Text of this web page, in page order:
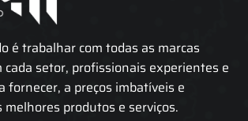
é trabalhar com todas as marcas
cada setor, profissionais experientes e
fornecer, a preços imbatíveis e
produtos e serviços.